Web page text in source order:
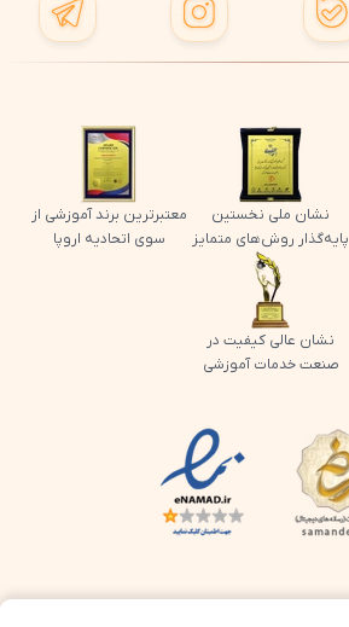
نشان ملی نخستین
پایه‌گذار روش‌های متمایز
معتبرترین برند آموزشی از
سوی اتحادیه اروپا
نشان عالی کیفیت در
صنعت خدمات آموزشی
لوگو اینماد پرش